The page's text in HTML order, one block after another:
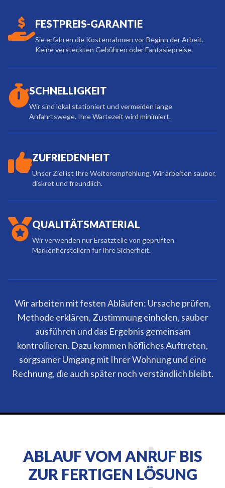
FESTPREIS-GARANTIE
Sie erfahren die Kostenrahmen vor Beginn der Arbeit.
Keine versteckten Gebühren oder Fantasiepreise.
SCHNELLIGKEIT
Wir sind lokal stationiert und vermeiden lange
Anfahrtswege. Ihre Wartezeit wird minimiert.
ZUFRIEDENHEIT
Unser Ziel ist Ihre Weiterempfehlung. Wir arbeiten sauber,
diskret und freundlich.
QUALITÄTSMATERIAL
Wir verwenden nur Ersatzteile von geprüften
Markenherstellern für Ihre Sicherheit.
Wir arbeiten mit festen Abläufen: Ursache prüfen,
Methode erklären, Zustimmung einholen, sauber
ausführen und das Ergebnis gemeinsam
kontrollieren. Dazu kommen höfliches Auftreten,
sorgsamer Umgang mit Ihrer Wohnung und eine
Rechnung, die auch später noch verständlich bleibt.
ABLAUF VOM ANRUF BIS
ZUR FERTIGEN LÖSUNG